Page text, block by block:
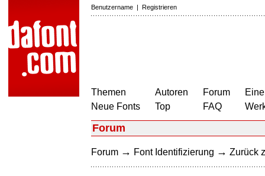
Benutzername | Registrieren
Themen
Neue Fonts
Autoren
Top
Forum
FAQ
Forum
Forum → Font Identifizierung → Zurück